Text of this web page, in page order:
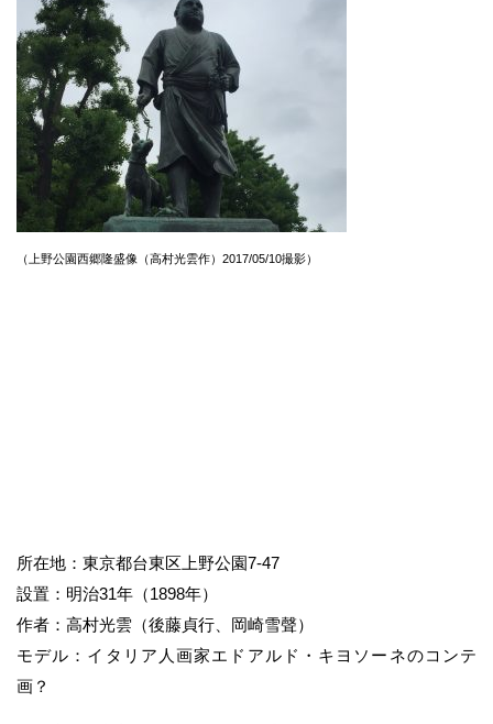
（上野公園西郷隆盛像（高村光雲作）2017/05/10撮影）
所在地：東京都台東区上野公園7-47
設置：明治31年（1898年）
作者：高村光雲（後藤貞行、岡崎雪聲）
モデル：イタリア人画家エドアルド・キヨソーネのコンテ
画？